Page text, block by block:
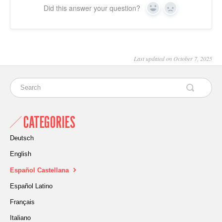
Did this answer your question? Yes No
Last updated on October 7, 2025
CATEGORIES
Deutsch
English
Español Castellana
Español Latino
Français
Italiano